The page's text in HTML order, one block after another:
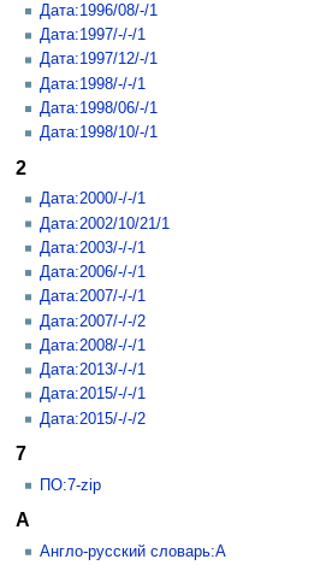
Дата:1996/08/-/1
Дата:1997/-/-/1
Дата:1997/12/-/1
Дата:1998/-/-/1
Дата:1998/06/-/1
Дата:1998/10/-/1
2
Дата:2000/-/-/1
Дата:2002/10/21/1
Дата:2003/-/-/1
Дата:2006/-/-/1
Дата:2007/-/-/1
Дата:2007/-/-/2
Дата:2008/-/-/1
Дата:2013/-/-/1
Дата:2015/-/-/1
Дата:2015/-/-/2
7
ПО:7-zip
A
Англо-русский словарь:A